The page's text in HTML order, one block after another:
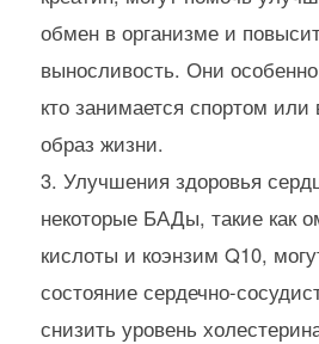
обмен в организме и
выносливость. Они
кто занимается спортом или
образ жизни.
Улучшения здоровья
некоторые БАДы, такие как
кислоты и коэнзим Q10,
состояние сердечно-
снизить уровень